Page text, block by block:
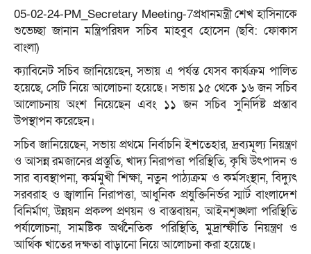
05-02-24-PM_Secretary Meeting-7প্রধানমন্ত্রী শেখ হাসিনাকে
শুভেচ্ছা জানান মন্ত্রিপরিষদ সচিব মাহবুব হোসেন (ছবি: ফোকাস
বাংলা)
ক্যাবিনেট সচিব জানিয়েছেন, সভায় এ পর্যন্ত যেসব কার্যক্রম পালিত
হয়েছে, সেটি নিয়ে আলোচনা হয়েছে। সভায় ১৫ থেকে ১৬ জন সচিব
আলোচনায় অংশ নিয়েছেন এবং ১১ জন সচিব সুনির্দিষ্ট প্রস্তাব
উপস্থাপন করেছেন।
সচিব জানিয়েছেন, সভায় প্রথমে নির্বাচনি ইশতেহার, দ্রব্যমূল্য নিয়ন্ত্রণ
ও আসন্ন রমজানের প্রস্তুতি, খাদ্য নিরাপত্তা পরিস্থিতি, কৃষি উৎপাদন ও
সার ব্যবস্থাপনা, কর্মমুখী শিক্ষা, নতুন পাঠ্যক্রম ও কর্মসংস্থান, বিদ্যুৎ
সরবরাহ ও জ্বালানি নিরাপত্তা, আধুনিক প্রযুক্তিনির্ভর স্মার্ট বাংলাদেশ
বিনির্মাণ, উন্নয়ন প্রকল্প প্রণয়ন ও বাস্তবায়ন, আইনশৃঙ্খলা পরিস্থিতি
পর্যালোচনা, সামষ্টিক অর্থনৈতিক পরিস্থিতি, মুদ্রাস্ফীতি নিয়ন্ত্রণ ও
আর্থিক খাতের দক্ষতা বাড়ানো নিয়ে আলোচনা করা হয়েছে।